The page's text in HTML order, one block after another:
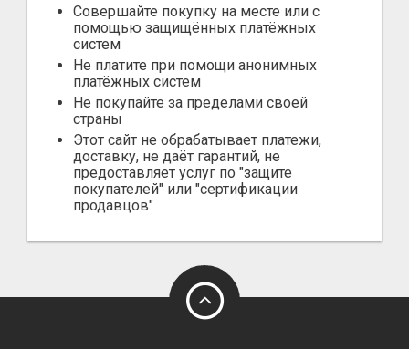
Совершайте покупку на месте или с
помощью защищённых платёжных
систем
Не платите при помощи анонимных
платёжных систем
Не покупайте за пределами своей
страны
Этот сайт не обрабатывает платежи,
доставку, не даёт гарантий, не
предоставляет услуг по "защите
покупателей" или "сертификации
продавцов"